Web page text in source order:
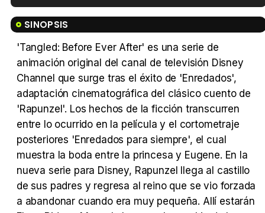
Tráiler en español de 'La isla olvidada'
Tráiler Oficial en VOSE 'The Audacity'
SINOPSIS
'Tangled: Before Ever After' es una serie de
animación original del canal de televisión Disney
Channel que surge tras el éxito de 'Enredados',
adaptación cinematográfica del clásico cuento de
'Rapunzel'. Los hechos de la ficción transcurren
entre lo ocurrido en la película y el cortometraje
posteriores 'Enredados para siempre', el cual
muestra la boda entre la princesa y Eugene. En la
nueva serie para Disney, Rapunzel llega al castillo
de sus padres y regresa al reino que se vio forzada
a abandonar cuando era muy pequeña. Allí estarán